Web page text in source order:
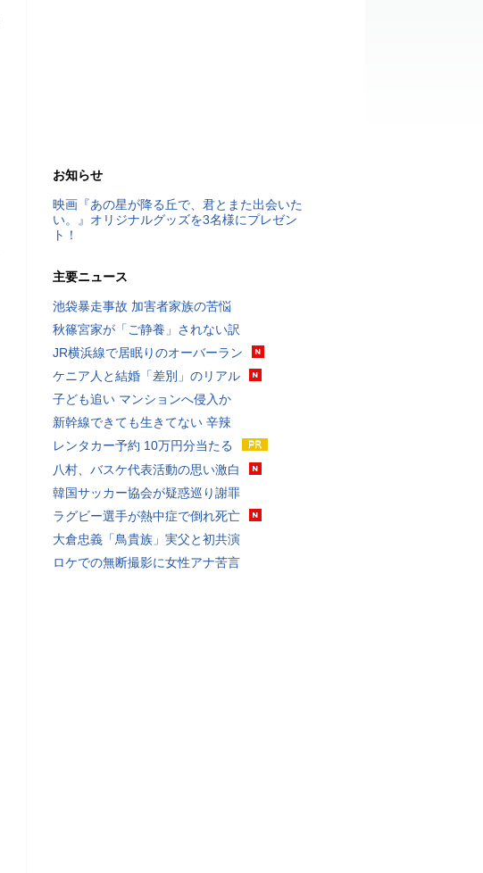
お知らせ
映画『あの星が降る丘で、君とまた出会いた
い。』オリジナルグッズを3名様にプレゼン
ト！
主要ニュース
池袋暴走事故 加害者家族の苦悩
秋篠宮家が「ご静養」されない訳
JR横浜線で居眠りのオーバーラン
ケニア人と結婚「差別」のリアル
子ども追い マンションへ侵入か
新幹線できても生きてない 辛辣
レンタカー予約 10万円分当たる
八村、バスケ代表活動の思い激白
韓国サッカー協会が疑惑巡り謝罪
ラグビー選手が熱中症で倒れ死亡
大倉忠義「鳥貴族」実父と初共演
ロケでの無断撮影に女性アナ苦言